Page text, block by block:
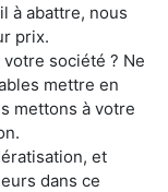
à abattre, nous
prix.
société ? Ne
mettre en
mettons à votre
et
dans ce